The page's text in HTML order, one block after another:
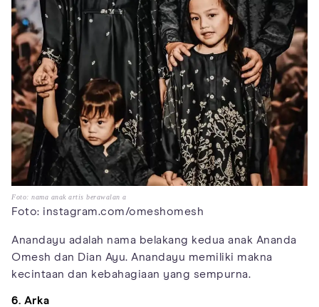
Foto: nama anak artis berawalan a
Foto: instagram.com/omeshomesh
Anandayu adalah nama belakang kedua anak Ananda
Omesh dan Dian Ayu. Anandayu memiliki makna
kecintaan dan kebahagiaan yang sempurna.
6. Arka